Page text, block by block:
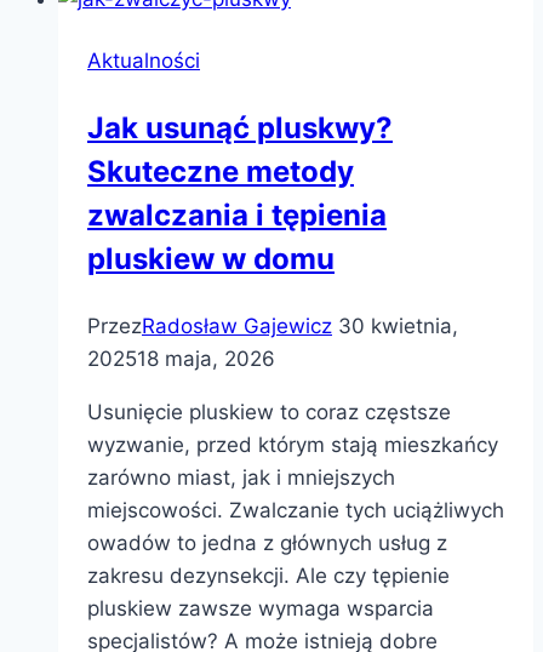
Aktualności
Jak usunąć pluskwy?
Skuteczne metody
zwalczania i tępienia
pluskiew w domu
PrzezRadosław Gajewicz 30 kwietnia,
202518 maja, 2026
Usunięcie pluskiew to coraz częstsze
wyzwanie, przed którym stają mieszkańcy
zarówno miast, jak i mniejszych
miejscowości. Zwalczanie tych uciążliwych
owadów to jedna z głównych usług z
zakresu dezynsekcji. Ale czy tępienie
pluskiew zawsze wymaga wsparcia
specjalistów? A może istnieją dobre